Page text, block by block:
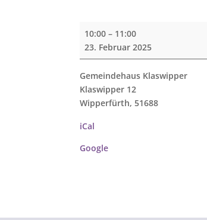
Gottesdienst
10:00 – 11:00
23. Februar 2025
Gemeindehaus Klaswipper
Klaswipper 12
Wipperfürth,51688
iCal
Google